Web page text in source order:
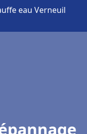
eau Verneuil